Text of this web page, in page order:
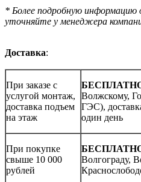
* Более подробную информацию
уточняйте у менеджера
Доставка:
При заказе с
услугой монтаж,
доставка подъем
на этаж
Волжскому,
ГЭС),
один день
При покупке
свыше 10 000
рублей
Волгограду,